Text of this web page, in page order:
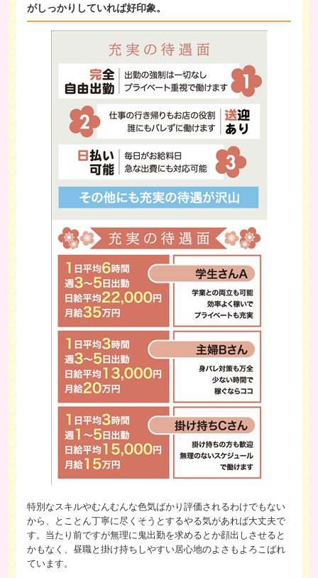
がしっかりしていれば好印象。
特別なスキルやむんむんな色気ばかり評価されるわけでもない
から、とことん丁寧に尽くそうとするやる気があれば大丈夫で
す。当たり前ですが無理に鬼出勤を求めるとか顔出しさせると
かもなく、昼職と掛け持ちしやすい居心地のよさもよろこばれ
ています。